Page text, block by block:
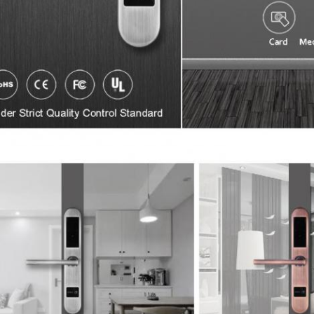
uma mensagem Em breve
a ligação!